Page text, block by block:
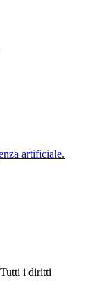
artificiale.​​
i diritti